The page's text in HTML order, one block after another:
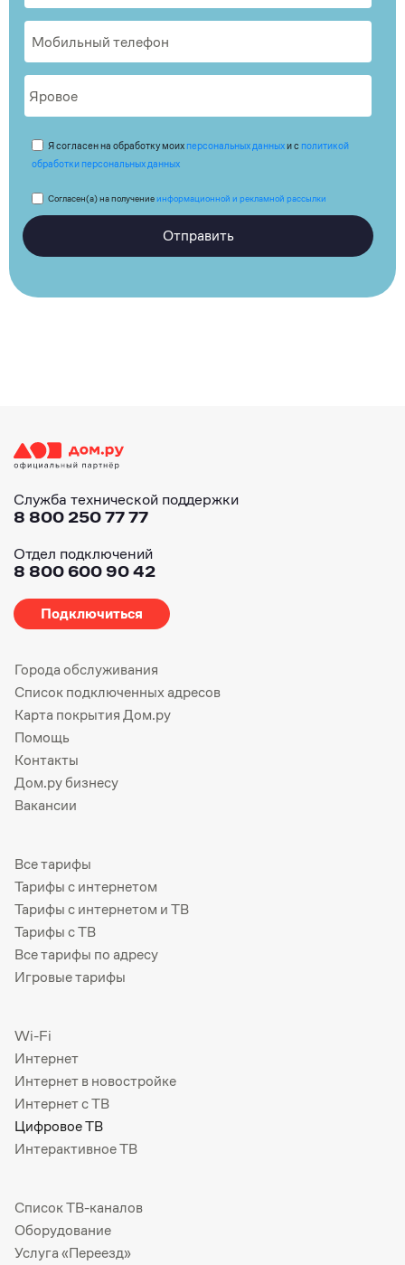
Я согласен на обработку моих персональных данныхи с политикой
обработки персональных данных
Согласен(а) на получениеинформационной и рекламной рассылки
Отправить
Служба технической поддержки
8 800 250 77 77
Отдел подключений
8 800 600 90 42
Подключиться
Города обслуживания
Список подключенных адресов
Карта покрытия Дом.ру
Помощь
Контакты
Дом.ру бизнесу
Вакансии
Все тарифы
Тарифы с интернетом
Тарифы с интернетом и ТВ
Тарифы с ТВ
Все тарифы по адресу
Игровые тарифы
Wi-Fi
Интернет
Интернет в новостройке
Интернет с ТВ
Цифровое ТВ
Интерактивное ТВ
Список ТВ-каналов
Оборудование
Услуга «Переезд»